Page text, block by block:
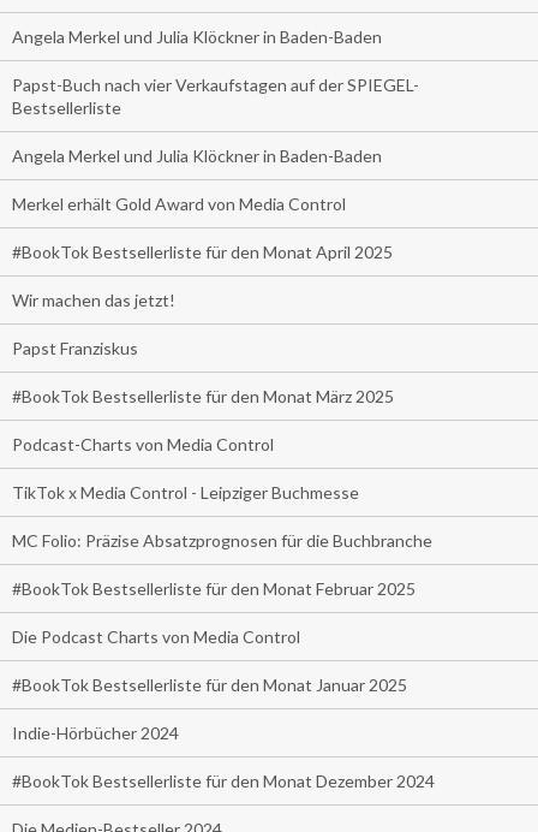
Angela Merkel und Julia Klöckner in Baden-Baden
Papst-Buch nach vier Verkaufstagen auf der SPIEGEL-
Bestsellerliste
Angela Merkel und Julia Klöckner in Baden-Baden
Merkel erhält Gold Award von Media Control
#BookTok Bestsellerliste für den Monat April 2025
Wir machen das jetzt!
Papst Franziskus
#BookTok Bestsellerliste für den Monat März 2025
Podcast-Charts von Media Control
TikTok x Media Control - Leipziger Buchmesse
MC Folio: Präzise Absatzprognosen für die Buchbranche
#BookTok Bestsellerliste für den Monat Februar 2025
Die Podcast Charts von Media Control
#BookTok Bestsellerliste für den Monat Januar 2025
Indie-Hörbücher 2024
#BookTok Bestsellerliste für den Monat Dezember 2024